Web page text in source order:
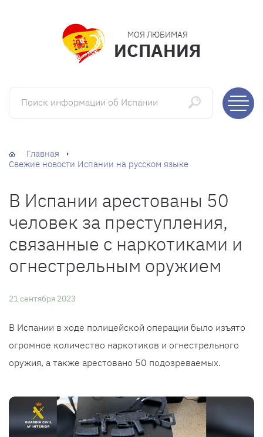
МОЯ ЛЮБИМАЯ
ИСПАНИЯ
Поиск информации об Испании
Главная
Свежие новости Испании на русском языке
В Испании арестованы 50
человек за преступления,
связанные с наркотиками и
огнестрельным оружием
21 сентября 2023
В Испании в ходе полицейской операции было изъято
огромное количество наркотиков и огнестрельного
оружия, а также арестовано 50 подозреваемых.